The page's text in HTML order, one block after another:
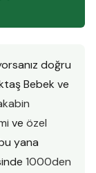
doğru
Bebek ve
ve özel
yana
1000den